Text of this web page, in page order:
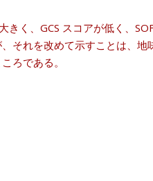
く、GCS スコアが低く、
それを改めて示すことは、
ろである。